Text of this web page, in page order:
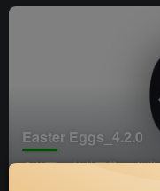
Easter Eggs_4.2.0
首页 软件下载 分类